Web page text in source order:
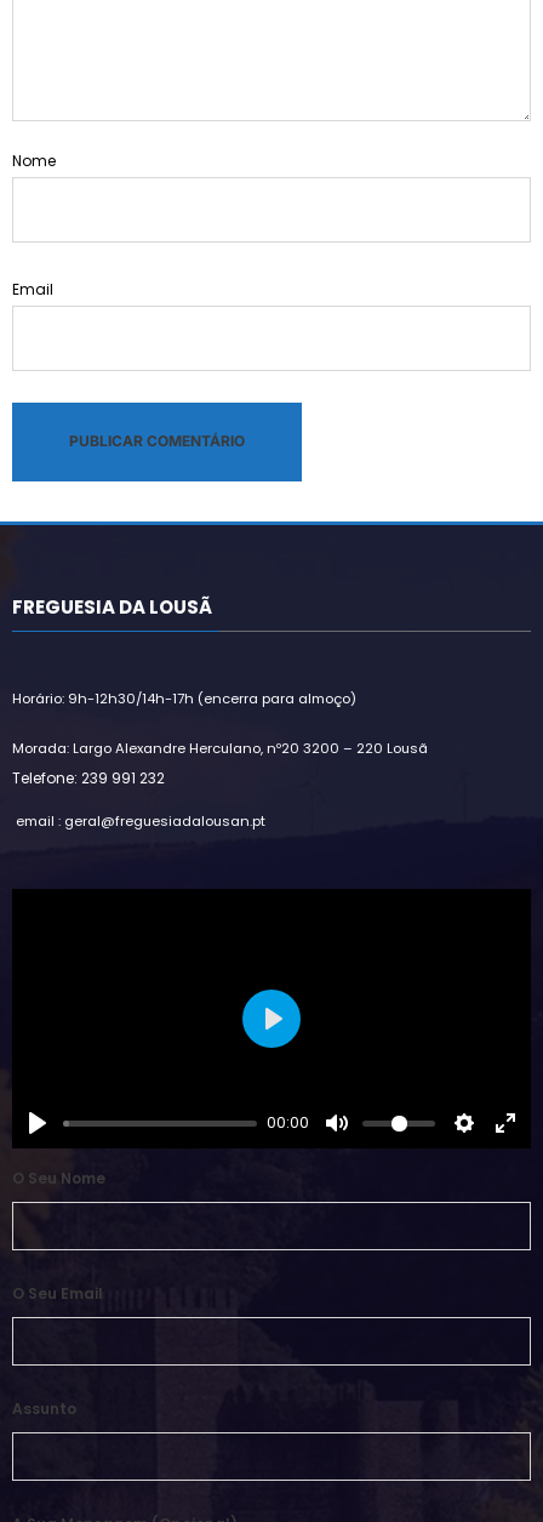
Nome
Email
FREGUESIA DA LOUSÃ
Horário: 9h-12h30/14h-17h (encerra para almoço)
Morada: Largo Alexandre Herculano, nº20 3200 – 220 Lousã
Telefone: 239 991 232
email : geral@freguesiadalousan.pt
00:00
Play
O Seu Nome
O Seu Email
Assunto